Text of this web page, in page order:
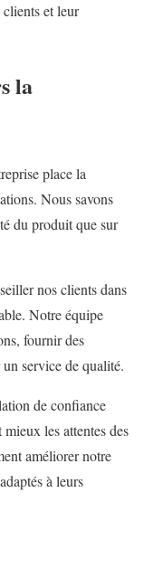
et leur
la
place la
Nous savons
du produit que sur
nos clients dans
Notre équipe
fournir des
service de qualité.
de confiance
les attentes des
améliorer notre
à leurs